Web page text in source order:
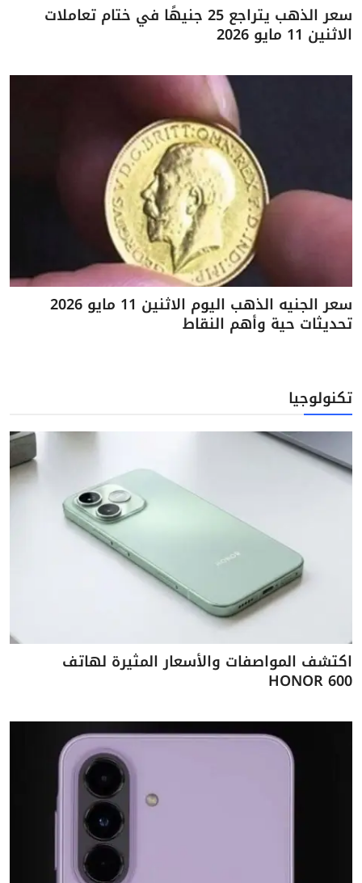
سعر الذهب يتراجع 25 جنيهًا في ختام تعاملات
الاثنين 11 مايو 2026
سعر الجنيه الذهب اليوم الاثنين 11 مايو 2026
تحديثات حية وأهم النقاط
تكنولوجيا
اكتشف المواصفات والأسعار المثيرة لهاتف
HONOR 600